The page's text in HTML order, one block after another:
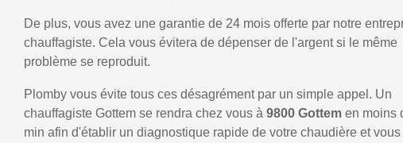
De plus, vous avez une garantie de 24 mois offerte par notre
chauffagiste. Cela vous évitera de dépenser de l'argent si le même
problème se reproduit.
Plomby vous évite tous ces désagrément par un simple appel. Un
chauffagiste Gottem se rendra chez vous à 9800 Gottem en moins
min afin d'établir un diagnostique rapide de votre chaudière et vous